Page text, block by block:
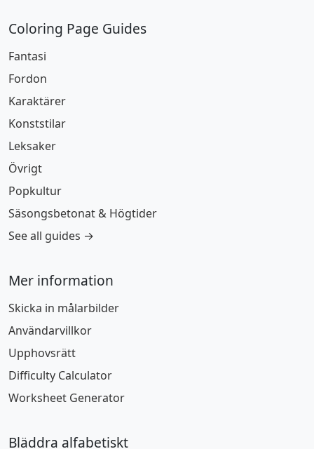
Coloring Page Guides
Fantasi
Fordon
Karaktärer
Konststilar
Leksaker
Övrigt
Popkultur
Säsongsbetonat & Högtider
See all guides →
Mer information
Skicka in målarbilder
Användarvillkor
Upphovsrätt
Difficulty Calculator
Worksheet Generator
Bläddra alfabetiskt